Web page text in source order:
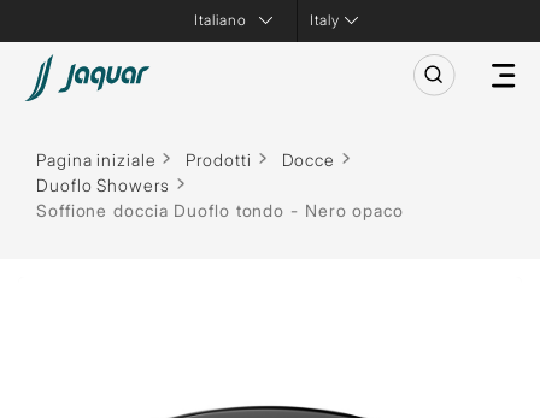
Italy
Pagina iniziale Prodotti
Docce
Duoflo Showers
Soffione doccia Duoflo tondo - Nero opaco